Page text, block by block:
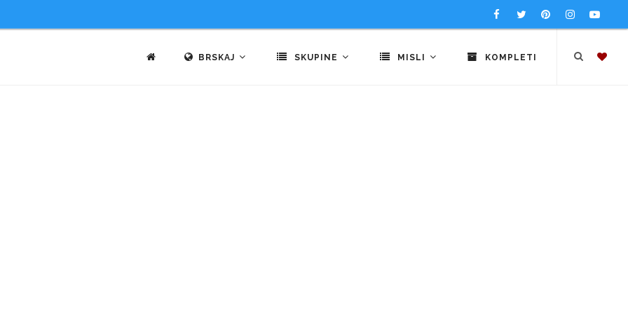
BRSKAJ SKUPINE MISLI KOMPLETI